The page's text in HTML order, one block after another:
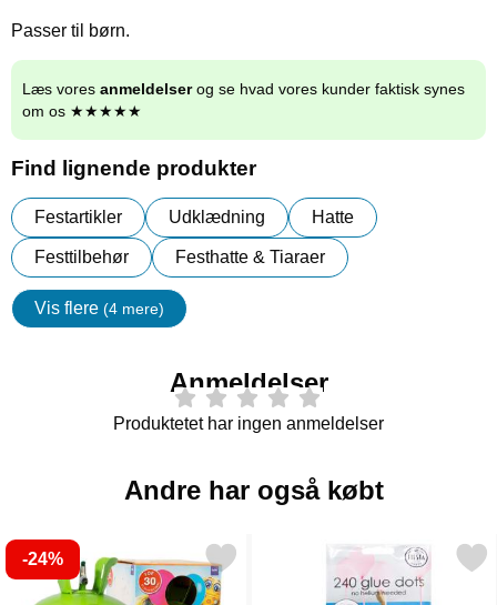
Passer til børn.
Læs vores anmeldelserog se hvad vores kunder faktisk synes
om os ★★★★★
Find lignende produkter
Festartikler Udklædning Hatte
Festtilbehør Festhatte & Tiaraer
Vis flere (4 mere)
Egenskaper
Anmeldelser
Produktetet har ingen anmeldelser
Andre har også købt
-24%på Flaske Mellem til 30 Balloner (20-25 cm) som favorit
Markér klæbepuder Til